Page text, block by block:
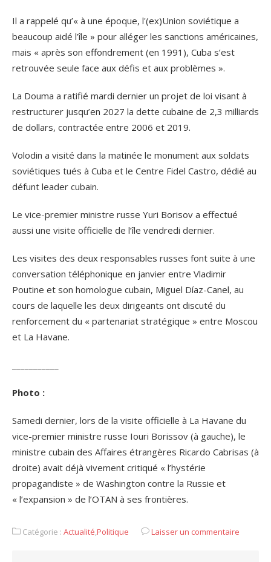
Il a rappelé qu’« à une époque, l'(ex)Union soviétique a
beaucoup aidé l’île » pour alléger les sanctions américaines,
mais « après son effondrement (en 1991), Cuba s’est
retrouvée seule face aux défis et aux problèmes ».
La Douma a ratifié mardi dernier un projet de loi visant à
restructurer jusqu’en 2027 la dette cubaine de 2,3 milliards
de dollars, contractée entre 2006 et 2019.
Volodin a visité dans la matinée le monument aux soldats
soviétiques tués à Cuba et le Centre Fidel Castro, dédié au
défunt leader cubain.
Le vice-premier ministre russe Yuri Borisov a effectué
aussi une visite officielle de l’île vendredi dernier.
Les visites des deux responsables russes font suite à une
conversation téléphonique en janvier entre Vladimir
Poutine et son homologue cubain, Miguel Díaz-Canel, au
cours de laquelle les deux dirigeants ont discuté du
renforcement du « partenariat stratégique » entre Moscou
et La Havane.
Photo :
Samedi dernier, lors de la visite officielle à La Havane du
vice-premier ministre russe Iouri Borissov (à gauche), le
ministre cubain des Affaires étrangères Ricardo Cabrisas (à
droite) avait déjà vivement critiqué « l’hystérie
propagandiste » de Washington contre la Russie et
« l’expansion » de l’OTAN à ses frontières.
Catégorie : Actualité,Politique Laisser un commentaire